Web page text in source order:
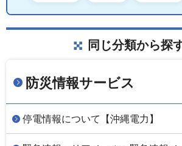
同じ分類から探
防災情報サービス
停電情報について【沖縄電力】